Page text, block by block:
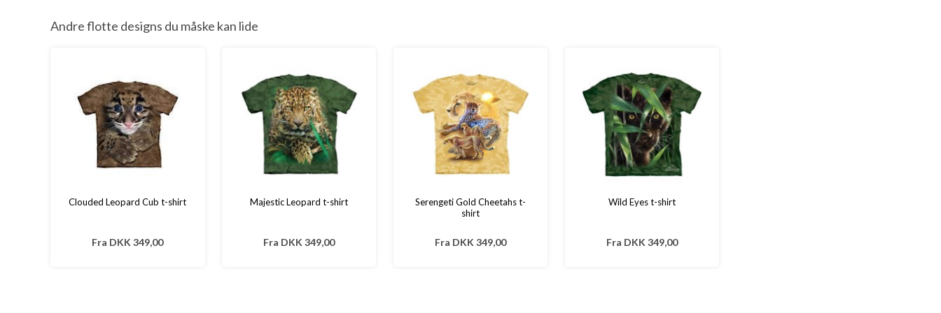
Andre flotte designs du måske kan lide
Clouded Leopard Cub t-shirt
Fra DKK 349,00
Majestic Leopard t-shirt
Fra DKK 349,00
Serengeti Gold Cheetahs t-
shirt
Fra DKK 349,00
Wild Eyes t-shirt
Fra DKK 349,00